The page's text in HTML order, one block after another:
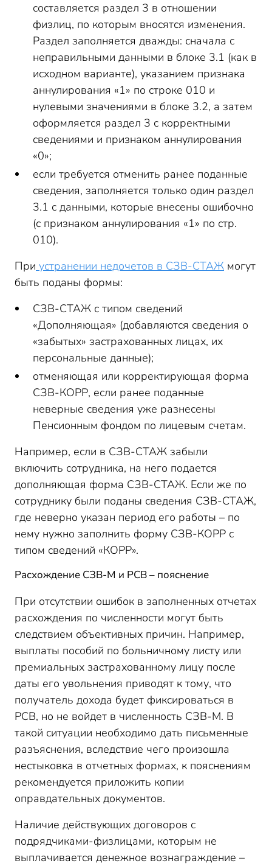
составляется раздел 3 в отношении
физлиц, по которым вносятся изменения.
Раздел заполняется дважды: сначала с
неправильными данными в блоке 3.1 (как в
исходном варианте), указанием признака
аннулирования «1» по строке 010 и
нулевыми значениями в блоке 3.2, а затем
оформляется раздел 3 с корректными
сведениями и признаком аннулирования
«0»;
если требуется отменить ранее поданные
сведения, заполняется только один раздел
3.1 с данными, которые внесены ошибочно
(с признаком аннулирования «1» по стр.
010).
При устранении недочетов в СЗВ-СТАЖ могут
быть поданы формы:
СЗВ-СТАЖ с типом сведений
«Дополняющая» (добавляются сведения о
«забытых» застрахованных лицах, их
персональные данные);
отменяющая или корректирующая форма
СЗВ-КОРР, если ранее поданные
неверные сведения уже разнесены
Пенсионным фондом по лицевым счетам.
Например, если в СЗВ-СТАЖ забыли
включить сотрудника, на него подается
дополняющая форма СЗВ-СТАЖ. Если же по
сотруднику были поданы сведения СЗВ-СТАЖ,
где неверно указан период его работы – по
нему нужно заполнить форму СЗВ-КОРР с
типом сведений «КОРР».
Расхождение СЗВ-М и РСВ – пояснение
При отсутствии ошибок в заполненных отчетах
расхождения по численности могут быть
следствием объективных причин. Например,
выплаты пособий по больничному листу или
премиальных застрахованному лицу после
даты его увольнения приводят к тому, что
получатель дохода будет фиксироваться в
РСВ, но не войдет в численность СЗВ-М. В
такой ситуации необходимо дать письменные
разъяснения, вследствие чего произошла
нестыковка в отчетных формах, к пояснениям
рекомендуется приложить копии
оправдательных документов.
Наличие действующих договоров с
подрядчиками-физлицами, которым не
выплачивается денежное вознаграждение –